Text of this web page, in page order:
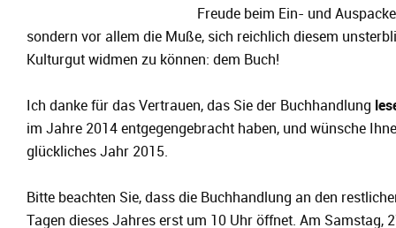
Freude beim Ein- und
sondern vor allem die Muße, sich reichlich diesem
Kulturgut widmen zu können: dem Buch!
Ich danke für das Vertrauen, das Sie der Buchhandlung
im Jahre 2014 entgegengebracht haben, und wünsche
glückliches Jahr 2015.
Bitte beachten Sie, dass die Buchhandlung an den
Tagen dieses Jahres erst um 10 Uhr öffnet. Am Samstag,